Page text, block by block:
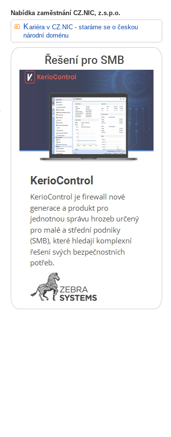
Nabídka zaměstnání CZ.NIC, z.s.p.o.
Kariéra v CZ.NIC - staráme se o českou
národní doménu